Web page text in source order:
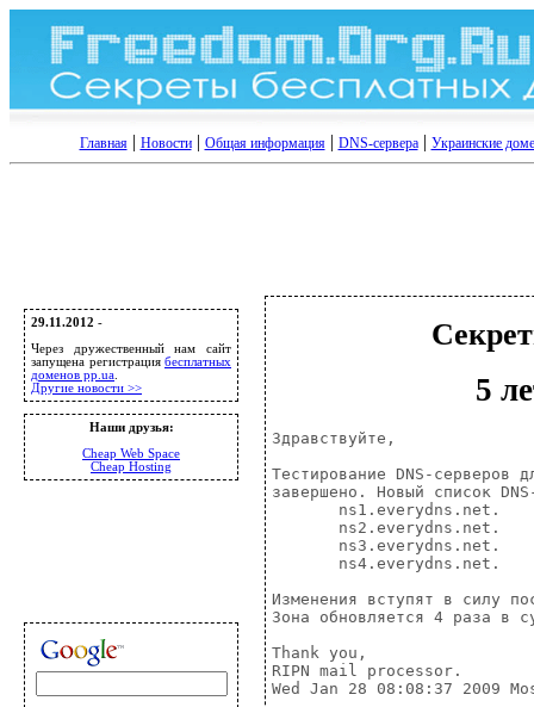
Главная| Новости| Общая информация| DNS-сервера| Украинские
29.11.2012 -
Через дружественный нам сайт
запущена регистрация бесплатных
доменов pp.ua
Другие новости >>
Наши друзья:
Cheap Web Space
Cheap Hosting
5
Здравствуйте,
Тестирование DNS-серверов
завершено. Новый список
       ns1.everydns.net.
       ns2.everydns.net.
       ns3.everydns.net.
       ns4.everydns.net.
Изменения вступят в силу
Зона обновляется 4 раза
Thank you,
RIPN mail processor.